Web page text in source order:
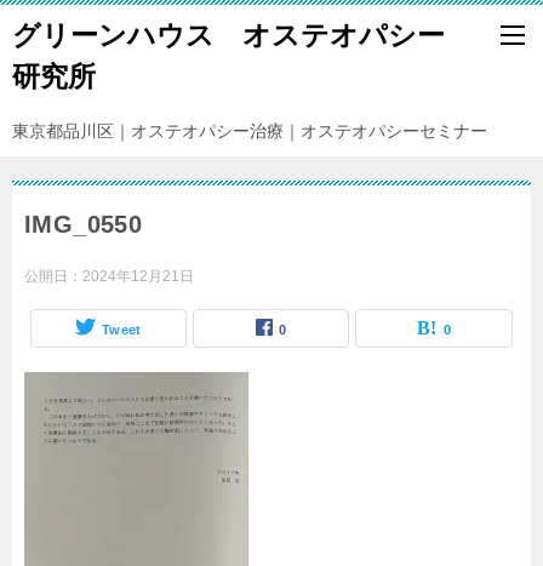
グリーンハウス オステオパシー
研究所
東京都品川区｜オステオパシー治療｜オステオパシーセミナー
IMG_0550
公開日： 2024年12月21日
Tweet 0 0